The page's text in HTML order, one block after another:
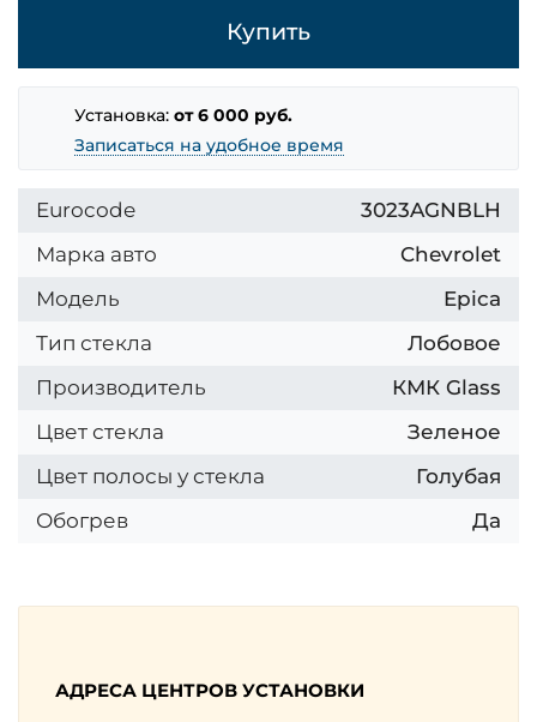
Купить
Установка:от 6 000 руб.
Записаться на удобное время
Eurocode
3023AGNBLH
Марка авто
Chevrolet
Модель
Epica
Тип стекла
Лобовое
Производитель
КМК Glass
Цвет стекла
Зеленое
Цвет полосы у стекла
Голубая
Обогрев
Да
АДРЕСА ЦЕНТРОВ УСТАНОВКИ